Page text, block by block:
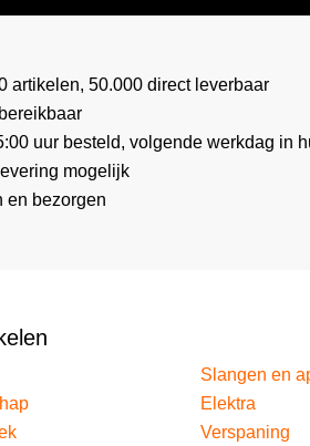
artikelen, 50.000 direct leverbaar
uur besteld, volgende werkdag in
mogelijk
en bezorgen
Slangen en
Elektra
Verspaning